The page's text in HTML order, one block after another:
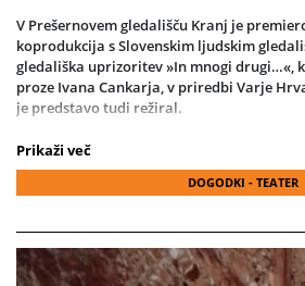
V Prešernovem gledališču Kranj je
koprodukcija sSlovenskim ljudskim
gledališka uprizoritev»In mnogi drugi…«,
proze Ivana Cankarja, v priredbi Varje
je predstavo tudi režiral.
Izhajajoč iz Cankarjeve zgodbe Mater je
sramu in družbene neenakostiv kontekstu
ustvarjalci
kako posameznik danes dojema svoj
stari družbeni vzorci preoblikujejo v
Prikaži več
DOGODKI - TEATER